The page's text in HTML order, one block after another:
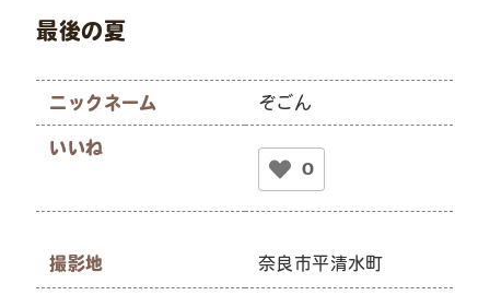
最後の夏
ニックネーム ぞごん
いいね
0
撮影地 奈良市平清水町